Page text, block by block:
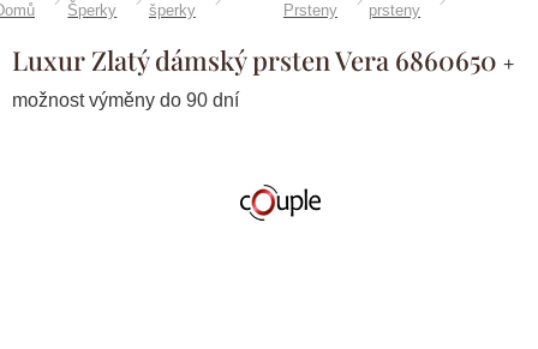
Šperky
šperky
Prsteny
prsteny
Luxur Zlatý dámský prsten Vera 6860650 +
možnost výměny do 90 dní
Značka:Couple